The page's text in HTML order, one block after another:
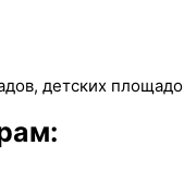
детских